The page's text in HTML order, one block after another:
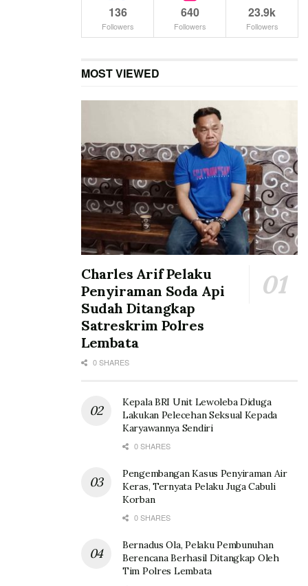
136
Followers
640
Followers
23.9k
Followers
MOST VIEWED
Charles Arif Pelaku
Penyiraman Soda Api
Sudah Ditangkap
Satreskrim Polres
Lembata
0 SHARES
Kepala BRI Unit Lewoleba Diduga
Lakukan Pelecehan Seksual Kepada
Karyawannya Sendiri
0 SHARES
Pengembangan Kasus Penyiraman Air
Keras, Ternyata Pelaku Juga Cabuli
Korban
0 SHARES
Bernadus Ola, Pelaku Pembunuhan
Berencana Berhasil Ditangkap Oleh
Tim Polres Lembata